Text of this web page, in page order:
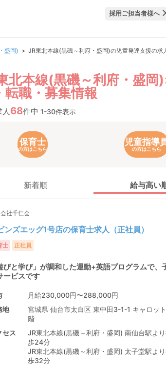
採用ご担当者様へ
盛岡) JR東北本線(黒磯～利府・盛岡)の児童発達支援の求
北本線(黒磯～利府・盛
転職・募集情報
68件中 1-30件表示
保育士
の方はこちら
児童指導
の方はこちら
新着順 給与高い
社千仁会
ンズエッグ1号店の保育士求人（正社員）
士 正社員
びと学び」が調和した運動+英語プログラムで
ービスです
月給230,000円〜288,000円
地
宮城県 仙台市太白区 東中田3-1-1 キャロッ
階
セス
JR東北本線(黒磯～利府・盛岡) 南仙台駅よ
歩24分
JR東北本線(黒磯～利府・盛岡) 太子堂駅よ
歩32分